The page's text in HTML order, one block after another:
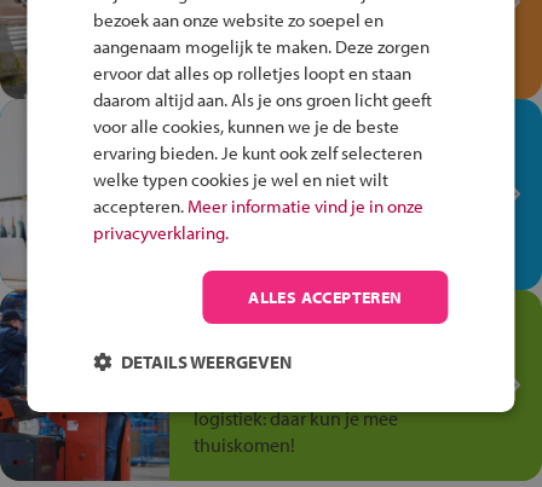
Speel het Fiets Veilig Verkeersspel
en win een Cortina-fiets!
In de winkel ben je op je
plek!
Ontdek via het vmbo jouw talent
op de winkelvloer, waar elke dag
Jouw talent in de
Transport en Logistiek
logistiek: daar kun je mee
thuiskomen!
bezoek aan onze website zo soepel en
aangenaam mogelijk te maken. Deze zorgen
ervoor dat alles op rolletjes loopt en staan
daarom altijd aan. Als je ons groen licht geeft
voor alle cookies, kunnen we je de beste
ervaring bieden. Je kunt ook zelf selecteren
welke typen cookies je wel en niet wilt
accepteren. Meer informatie vind je in onze
privacyverklaring.
ALLES ACCEPTEREN
DETAILS WEERGEVEN